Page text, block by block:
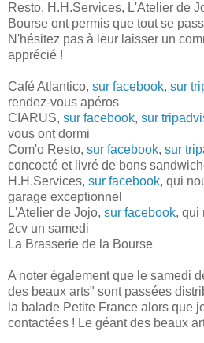
Resto, H.H.Services, L'Atelier de
Bourse ont permis que tout se
N'hésitez pas à leur laisser un
apprécié !
Café Atlantico, sur facebook, sur
rendez-vous apéros
CIARUS, sur facebook, sur
vous ont dormi
Com'o Resto, sur facebook, sur
concocté et livré de bons
H.H.Services, sur facebook, qui
garage exceptionnel
L'Atelier de Jojo, sur facebook, qui
2cv un samedi
La Brasserie de la Bourse
A noter également que le samedi
des beaux arts" sont passées
la balade Petite France alors que
contactées ! Le géant des beaux